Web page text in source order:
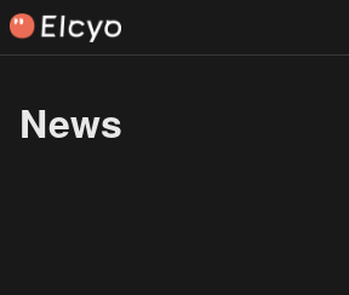
News